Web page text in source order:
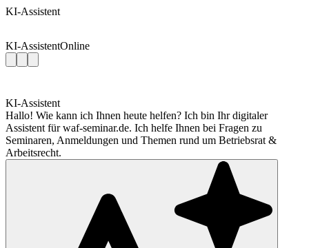
KI-Assistent
KI-AssistentOnline
KI-Assistent
Hallo! Wie kann ich Ihnen heute helfen? Ich bin Ihr digitaler
Assistent für waf-seminar.de. Ich helfe Ihnen bei Fragen zu
Seminaren, Anmeldungen und Themen rund um Betriebsrat &
Arbeitsrecht.